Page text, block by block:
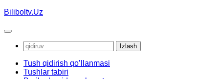
Skip
content
Biliboltv.Uz
Qidirshish:
Tush qidirish qo’llanmasi
Tushlar tabiri